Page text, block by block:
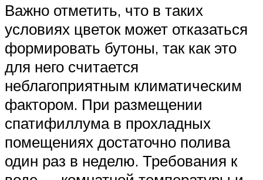
Важно отметить, что в таких
условиях цветок может отказаться
формировать бутоны, так как это
для него считается
неблагоприятным климатическим
фактором. При размещении
спатифиллума в прохладных
помещениях достаточно полива
один раз в неделю. Требования к